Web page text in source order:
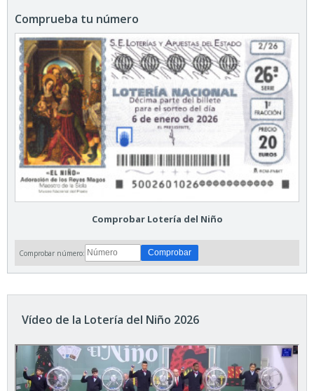
Comprueba tu número
Comprobar Lotería del Niño
Comprobar número:
Vídeo de la Lotería del Niño 2026